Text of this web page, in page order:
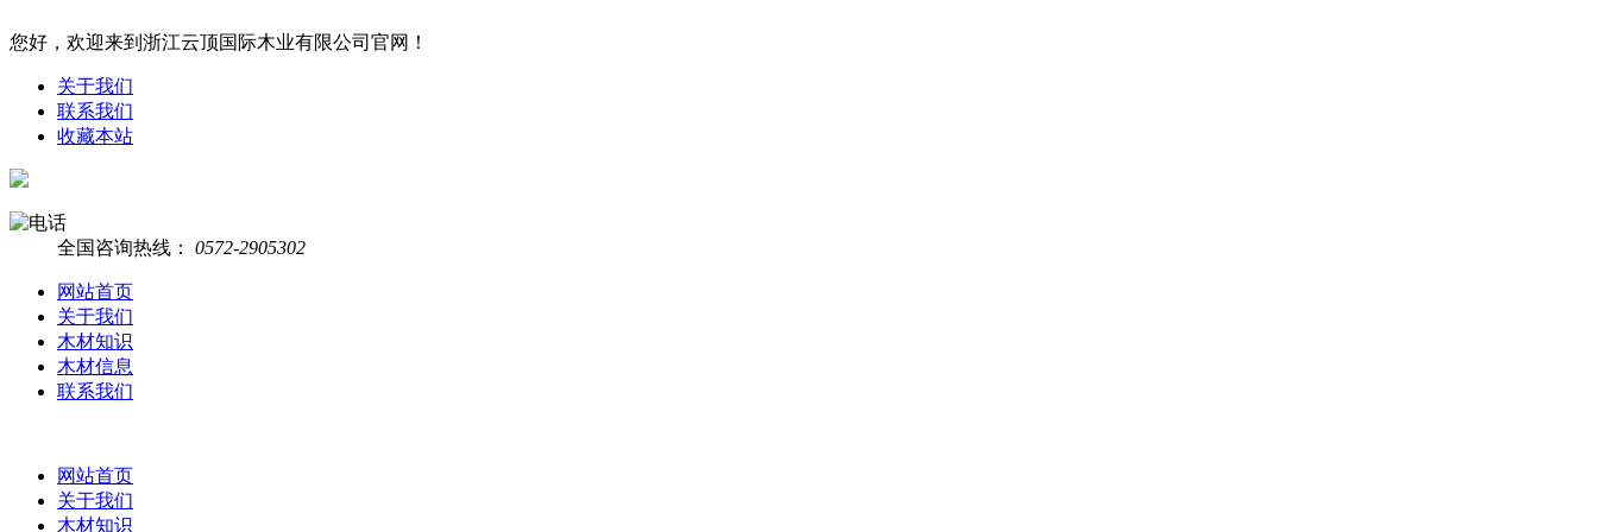
您好，欢迎来到浙江云顶国际木业有限公司官网！
关于我们
联系我们
收藏本站
全国咨询热线： 0572-2905302
网站首页
关于我们
木材知识
木材信息
联系我们
网站首页
关于我们
木材知识